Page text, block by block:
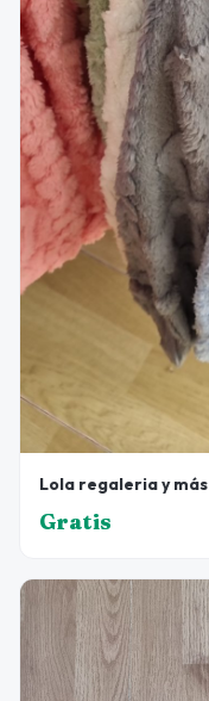
Lola regaleria y más
Gratis